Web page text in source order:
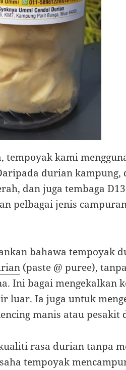
tempoyak kami
durian kampung,
dan juga tembaga
pelbagai jenis
bahawa tempoyak
(paste @ puree),
Ini bagai mengekalkan
luar. Ia juga untuk
manis atau pesakit
rasa durian tanpa
tempoyak